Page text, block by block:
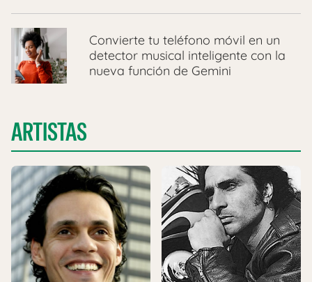
Convierte tu teléfono móvil en un
detector musical inteligente con la
nueva función de Gemini
ARTISTAS